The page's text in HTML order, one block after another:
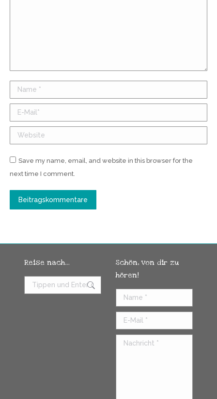
Name *
E-Mail *
Website
Save my name, email, and website in this browser for the
next time I comment.
Beitragskommentare
Reise nach…
Search:
Schön, von dir zu
hören!
Name *
E-Mail *
Nachricht *